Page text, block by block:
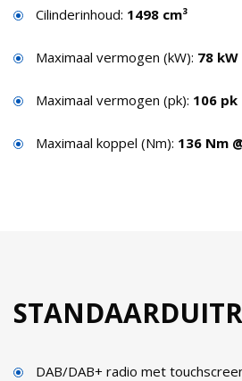
Cilinderinhoud: 1498 cm³
Maximaal vermogen (kW): 78
Maximaal vermogen (pk): 106 pk
Maximaal koppel (Nm): 136 Nm
DAB/DAB+ radio met